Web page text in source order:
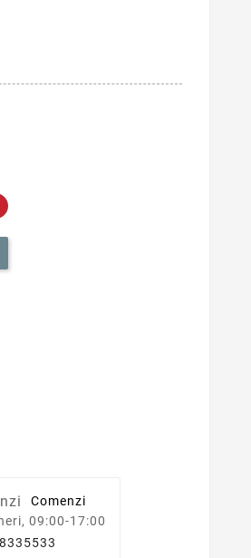
Comenzi
09:00-17:00